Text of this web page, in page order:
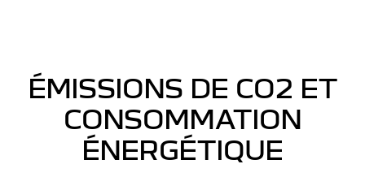
ÉMISSIONS DE CO2 ET
CONSOMMATION
ÉNERGÉTIQUE